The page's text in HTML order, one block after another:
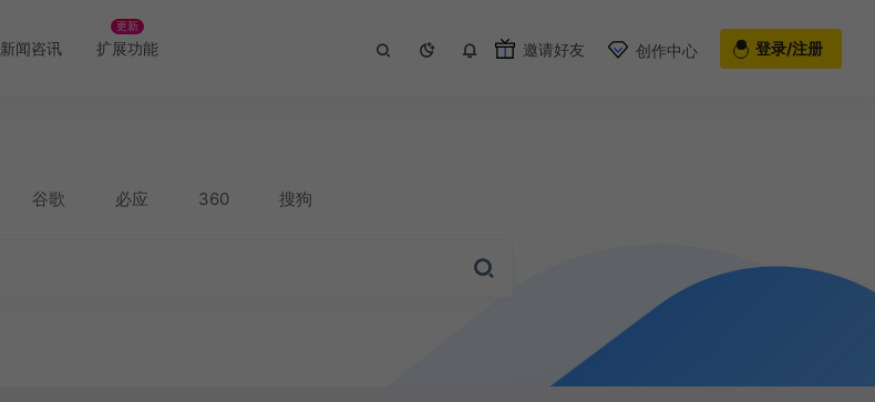
新闻咨讯 扩展功能
更新
邀请好友 创作中心 登录/注册
谷歌 必应 360 搜狗